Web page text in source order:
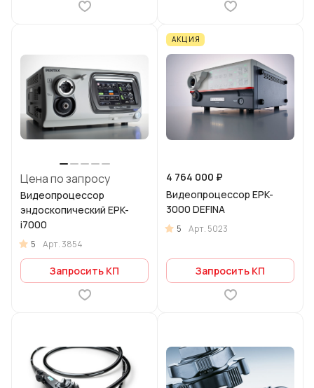
Цена по запросу
Видеопроцессор
эндоскопический EPK-
i7000
5 Арт.3854
Запросить КП
АКЦИЯ
4 764 000 ₽
Видеопроцессор EPK-
3000 DEFINA
5 Арт. 5023
Запросить КП